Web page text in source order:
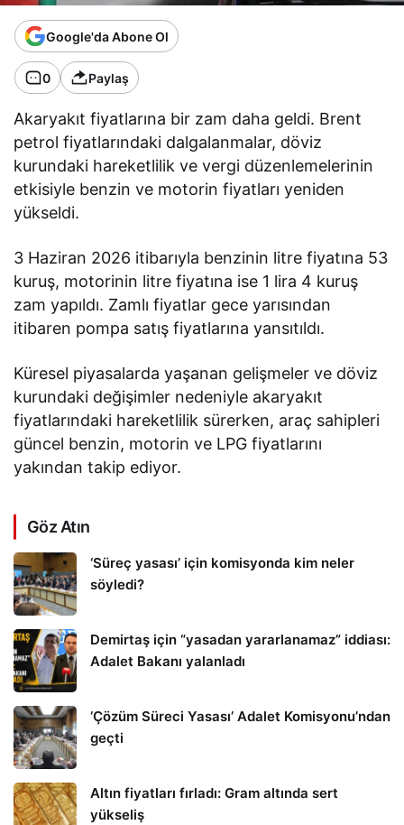
Google'da Abone Ol
0 Paylaş
Akaryakıt fiyatlarına bir zam daha geldi. Brent
petrol fiyatlarındaki dalgalanmalar, döviz
kurundaki hareketlilik ve vergi düzenlemelerinin
etkisiyle benzin ve motorin fiyatları yeniden
yükseldi.
3 Haziran 2026 itibarıyla benzinin litre fiyatına 53
kuruş, motorinin litre fiyatına ise 1 lira 4 kuruş
zam yapıldı. Zamlı fiyatlar gece yarısından
itibaren pompa satış fiyatlarına yansıtıldı.
Küresel piyasalarda yaşanan gelişmeler ve döviz
kurundaki değişimler nedeniyle akaryakıt
fiyatlarındaki hareketlilik sürerken, araç sahipleri
güncel benzin, motorin ve LPG fiyatlarını
yakından takip ediyor.
Göz Atın
‘Süreç yasası’ için komisyonda kim neler
söyledi?
Demirtaş için “yasadan yararlanamaz” iddiası:
Adalet Bakanı yalanladı
‘Çözüm Süreci Yasası’ Adalet Komisyonu’ndan
geçti
Altın fiyatları fırladı: Gram altında sert
yükseliş